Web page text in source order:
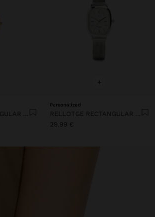
RELLOTGE RECTANGULAR AMB MALLA METÀL·LICA D'ACER
+
Personalized
RELLOTGE RECTANGULAR AMB MALLA METÀL·LICA
29,99 €